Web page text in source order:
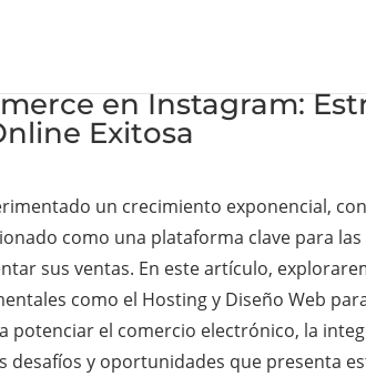
en Instagram:
Exitosa
un crecimiento exponencial,
como una plataforma clave para
sus ventas. En este artículo,
como el Hosting y Diseño Web
potenciar el comercio electrónico, la
y oportunidades que presenta